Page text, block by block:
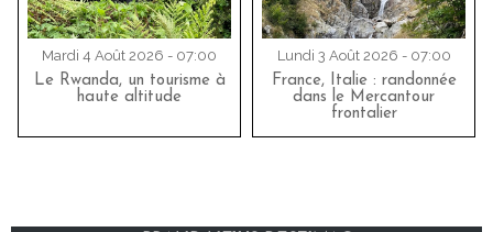
Mardi 4 Août 2026 - 07:00
Le Rwanda, un tourisme à
haute altitude
Lundi 3 Août 2026 - 07:00
France, Italie : randonnée
dans le Mercantour
frontalier